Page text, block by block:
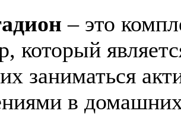
– это
который
заниматься
в